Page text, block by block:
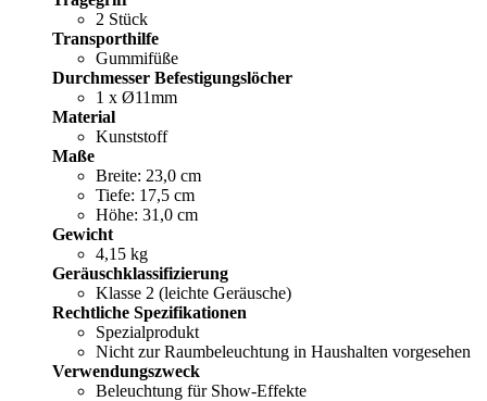
2 Stück
Transporthilfe
Gummifüße
Durchmesser Befestigungslöcher
1 x Ø11mm
Material
Kunststoff
Maße
Breite: 23,0 cm
Tiefe: 17,5 cm
Höhe: 31,0 cm
Gewicht
4,15 kg
Geräuschklassifizierung
Klasse 2 (leichte Geräusche)
Rechtliche Spezifikationen
Spezialprodukt
Nicht zur Raumbeleuchtung in Haushalten vorgesehen
Verwendungszweck
Beleuchtung für Show-Effekte